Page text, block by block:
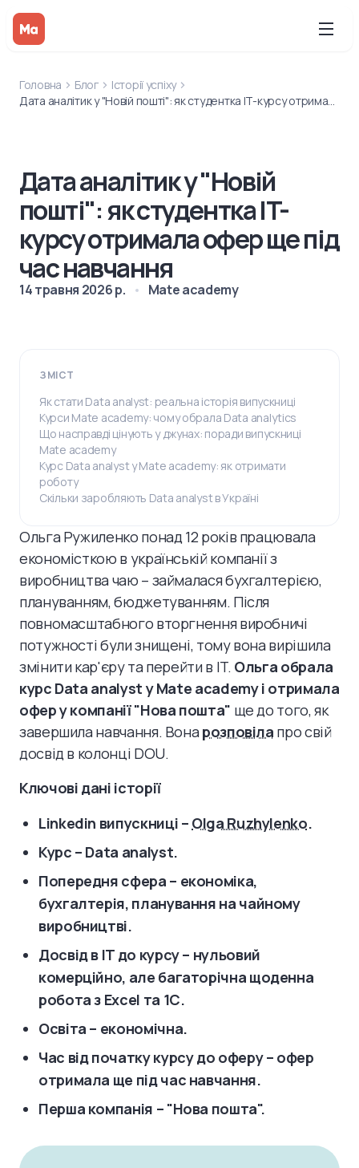
Головна Блог
Історії успіху
Дата аналітик у "Новій пошті": як студентка IT-курсу отримала офер ще під час навчання
Дата аналітик у "Новій
пошті": як студентка IT-
курсу отримала офер ще під
час навчання
14 травня 2026 р. Mate academy
ЗМІСТ
Як стати Data analyst: реальна історія випускниці
Курси Mate academy: чому обрала Data analytics
Що насправді цінують у джунах: поради випускниці
Mate academy
Курс Data analyst у Mate academy: як отримати
роботу
Скільки заробляють Data analyst в Україні
Ольга Ружиленко понад 12 років працювала
економісткою в українській компанії з
виробництва чаю – займалася бухгалтерією,
плануванням, бюджетуванням. Після
повномасштабного вторгнення виробничі
потужності були знищені, тому вона вирішила
змінити кар'єру та перейти в IT. Ольга обрала
курс Data analyst у Mate academy і отримала
офер у компанії "Нова пошта" ще до того, як
завершила навчання. Вонарозповіла про свій
досвід в колонці DOU.
Ключові дані історії
Linkedin випускниці – Olga Ruzhylenko.
Курс – Data analyst.
Попередня сфера – економіка,
бухгалтерія, планування на чайному
виробництві.
Досвід в IT до курсу – нульовий
комерційно, але багаторічна щоденна
робота з Excel та 1С.
Освіта – економічна.
Час від початку курсу до оферу – офер
отримала ще під час навчання.
Перша компанія – "Нова пошта".